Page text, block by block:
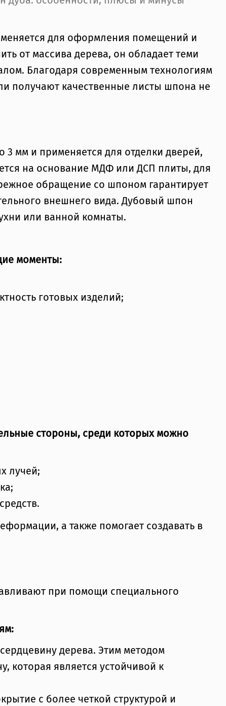
для оформления помещений и
от массива дерева, он обладает теми
Благодаря современным технологиям
получают качественные листы шпона не
3 мм и применяется для отделки дверей,
на основание МДФ или ДСП плиты, для
обращение со шпоном гарантирует
внешнего вида. Дубовый шпон
или ванной комнаты.
моменты:
готовых изделий;
стороны, среди которых можно
лучей;
а также помогает создавать в
при помощи специального
дерева. Этим методом
которая является устойчивой к
с более четкой структурой и